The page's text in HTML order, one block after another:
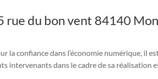
du bon vent 84140
la confiance dans l’économie numérique, il
intervenants dans le cadre de sa réalisation